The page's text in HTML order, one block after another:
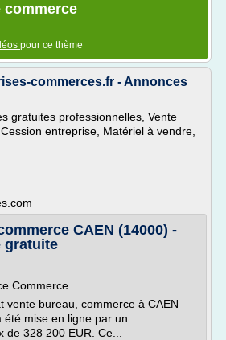
commerce
pour ce thème
commerces.fr - Annonces
gratuites professionnelles, Vente
entreprise, Matériel à vendre,
CAEN (14000) -
gratuite
Commerce
vente bureau, commerce à CAEN
été mise en ligne par un
328 200 EUR. Ce...